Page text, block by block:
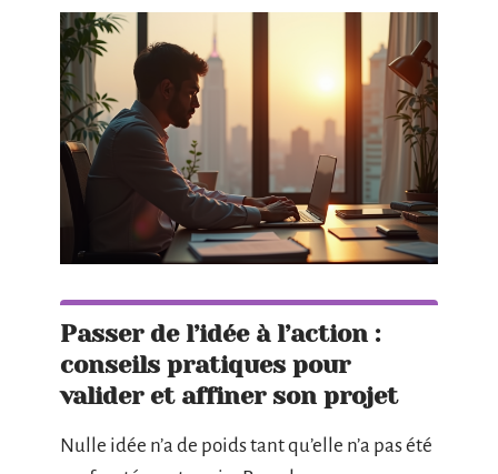
Passer de l’idée à l’action :
conseils pratiques pour
valider et affiner son projet
Nulle idée n’a de poids tant qu’elle n’a pas été